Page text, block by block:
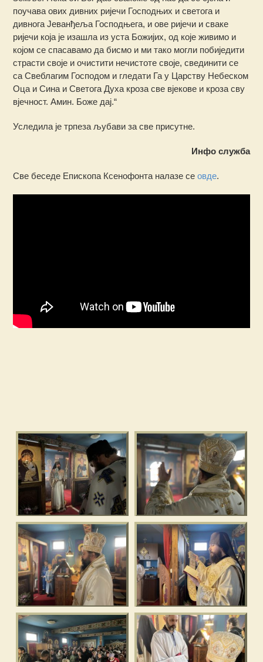
поучава ових дивних ријечи Господњих и светога и
дивнога Јеванђеља Господњега, и ове ријечи и сваке
ријечи која је изашла из уста Божијих, од које живимо и
којом се спасавамо да бисмо и ми тако могли побиједити
страсти своје и очистити нечистоте своје, свединити се
са Свеблагим Господом и гледати Га у Царству Небеском
Оца и Сина и Светога Духа кроза све вјекове и кроза сву
вјечност. Амин. Боже дај.“
Уследила је трпеза љубави за све присутне.
Инфо служба
Све беседе Епископа Ксенофонта налазе сеовде.